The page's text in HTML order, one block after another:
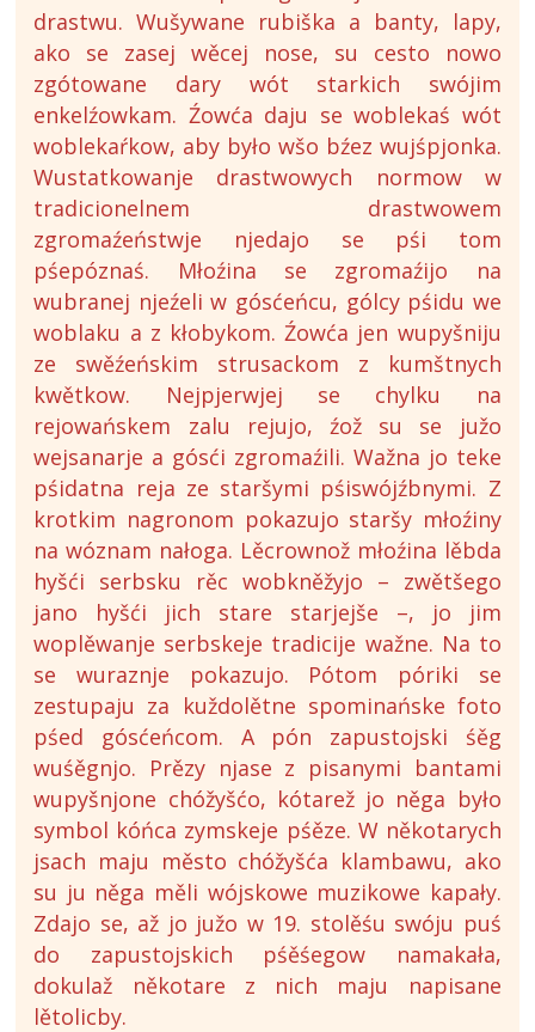
drastwu. Wušywane rubiška a banty, lapy,
ako se zasej wěcej nose, su cesto nowo
zgótowane dary wót starkich swójim
enkelźowkam. Źowća daju se woblekaś wót
woblekaŕkow, aby było wšo bźez wujśpjonka.
Wustatkowanje drastwowych normow w
tradicionelnem drastwowem
zgromaźeństwje njedajo se pśi tom
pśepóznaś. Młoźina se zgromaźijo na
wubranej njeźeli w gósćeńcu, gólcy pśidu we
woblaku a z kłobykom. Źowća jen wupyšniju
ze swěźeńskim strusackom z kumštnych
kwětkow. Nejpjerwjej se chylku na
rejowańskem zalu rejujo, źož su se južo
wejsanarje a gósći zgromaźili. Wažna jo teke
pśidatna reja ze staršymi pśiswójźbnymi. Z
krotkim nagronom pokazujo staršy młoźiny
na wóznam nałoga. Lěcrownož młoźina lěbda
hyšći serbsku rěc wobkněžyjo – zwětšego
jano hyšći jich stare starjejše –, jo jim
woplěwanje serbskeje tradicije wažne. Na to
se wuraznje pokazujo. Pótom póriki se
zestupaju za kuždolětne spominańske foto
pśed gósćeńcom. A pón zapustojski śěg
wuśěgnjo. Prězy njase z pisanymi bantami
wupyšnjone chóžyšćo, kótarež jo něga było
symbol kóńca zymskeje pśěze. W někotarych
jsach maju město chóžyšća klambawu, ako
su ju něga měli wójskowe muzikowe kapały.
Zdajo se, až jo južo w 19. stolěśu swóju puś
do zapustojskich pśěśegow namakała,
dokulaž někotare z nich maju napisane
lětolicby.